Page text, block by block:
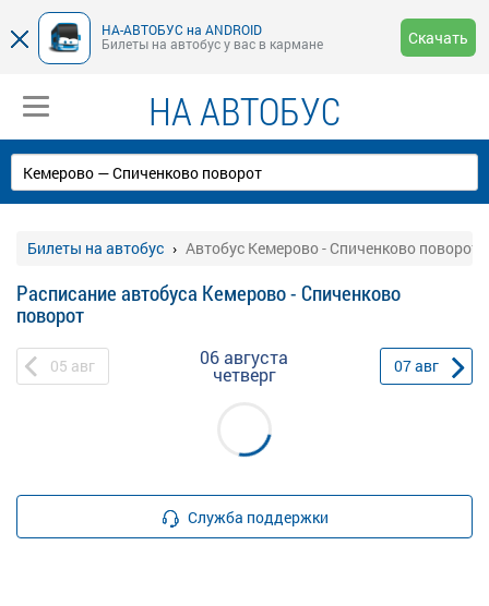
НА-АВТОБУС на ANDROID
Билеты на автобус у вас в кармане
Скачать
НА АВТОБУС
Билеты на автобус Автобус Кемерово - Спиченково поворот
Расписание автобуса Кемерово - Спиченково
поворот
05 авг 06 августа
четверг 07авг
Служба поддержки